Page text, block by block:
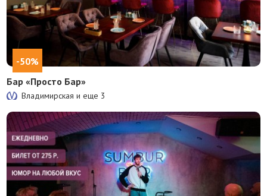
-50%
Бар «Просто Бар»
Владимирская и еще 3